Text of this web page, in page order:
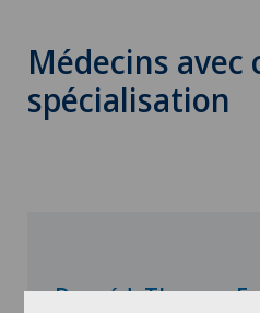
Médecins avec
spécialisation
Dr méd. Thomas